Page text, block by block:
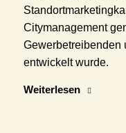
Citymanagement
Gewerbetreibenden
entwickelt wurde.
Weiterlesen